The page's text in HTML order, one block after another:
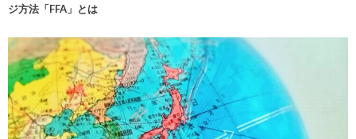
ジ方法「FFA」とは